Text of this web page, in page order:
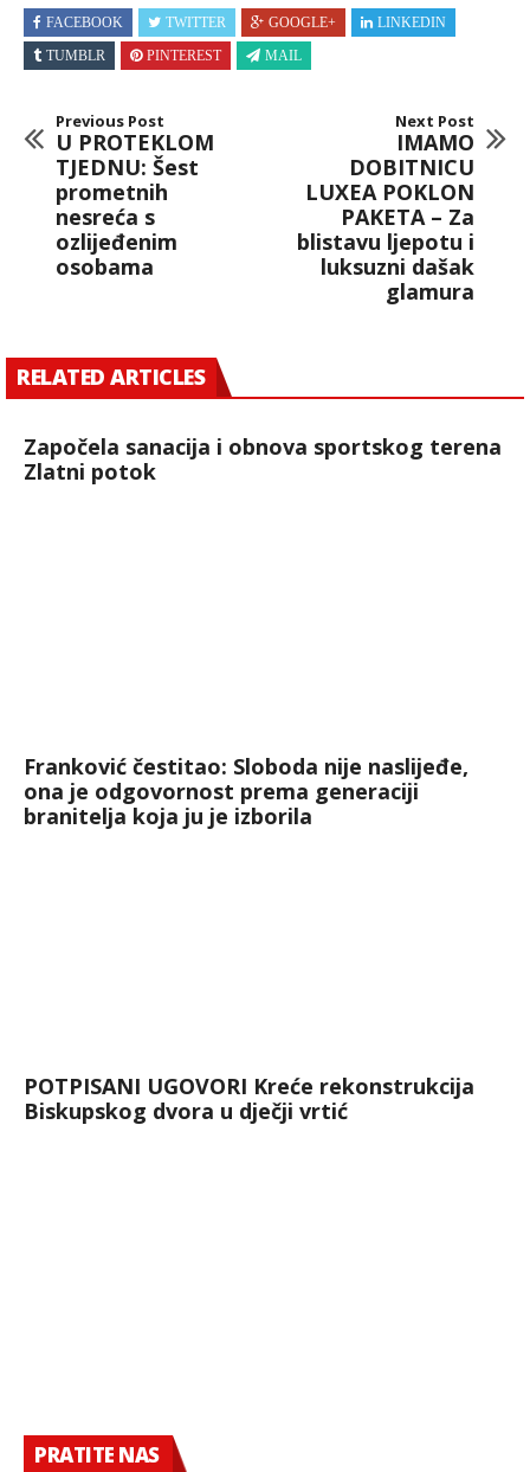
FACEBOOK TWITTER GOOGLE+
LINKEDIN
TUMBLR
PINTEREST MAIL
Previous Post
U PROTEKLOM
TJEDNU: Šest
prometnih
nesreća s
ozlijeđenim
osobama
Next Post
IMAMO
DOBITNICU
LUXEA POKLON
PAKETA – Za
blistavu ljepotu i
luksuzni dašak
glamura
RELATED ARTICLES
Započela sanacija i obnova sportskog terena
Zlatni potok
Franković čestitao: Sloboda nije naslijeđe,
ona je odgovornost prema generaciji
branitelja koja ju je izborila
POTPISANI UGOVORI Kreće rekonstrukcija
Biskupskog dvora u dječji vrtić
PRATITE NAS